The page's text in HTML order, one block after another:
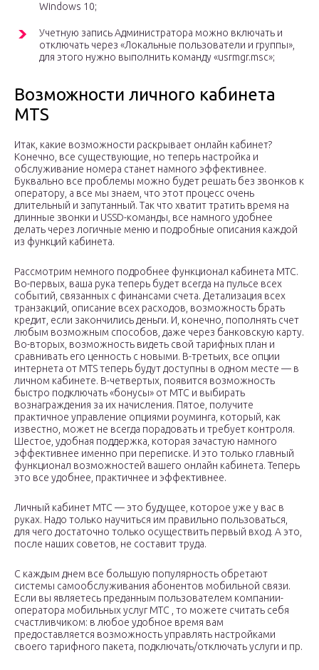
Windows 10;
Учетную запись Администратора можно включать и
отключать через «Локальные пользователи и группы»,
для этого нужно выполнить команду «usrmgr.msc»;
Возможности личного кабинета
MTS
Итак, какие возможности раскрывает онлайн кабинет?
Конечно, все существующие, но теперь настройка и
обслуживание номера станет намного эффективнее.
Буквально все проблемы можно будет решать без звонков к
оператору, а все мы знаем, что этот процесс очень
длительный и запутанный. Так что хватит тратить время на
длинные звонки и USSD-команды, все намного удобнее
делать через логичные меню и подробные описания каждой
из функций кабинета.
Рассмотрим немного подробнее функционал кабинета МТС.
Во-первых, ваша рука теперь будет всегда на пульсе всех
событий, связанных с финансами счета. Детализация всех
транзакций, описание всех расходов, возможность брать
кредит, если закончились деньги. И, конечно, пополнять счет
любым возможным способов, даже через банковскую карту.
Во-вторых, возможность видеть свой тарифных план и
сравнивать его ценность с новыми. В-третьих, все опции
интернета от MTS теперь будут доступны в одном месте — в
личном кабинете. В-четвертых, появится возможность
быстро подключать «бонусы» от МТС и выбирать
вознаграждения за их начисления. Пятое, получите
практичное управление опциями роуминга, который, как
известно, может не всегда порадовать и требует контроля.
Шестое, удобная поддержка, которая зачастую намного
эффективнее именно при переписке. И это только главный
функционал возможностей вашего онлайн кабинета. Теперь
это все удобнее, практичнее и эффективнее.
Личный кабинет МТС — это будущее, которое уже у вас в
руках. Надо только научиться им правильно пользоваться,
для чего достаточно только осуществить первый вход. А это,
после наших советов, не составит труда.
С каждым днем все большую популярность обретают
системы самообслуживания абонентов мобильной связи.
Если вы являетесь преданным пользователем компании-
оператора мобильных услуг МТС , то можете считать себя
счастливчиком: в любое удобное время вам
предоставляется возможность управлять настройками
своего тарифного пакета, подключать/отключать услуги и пр.